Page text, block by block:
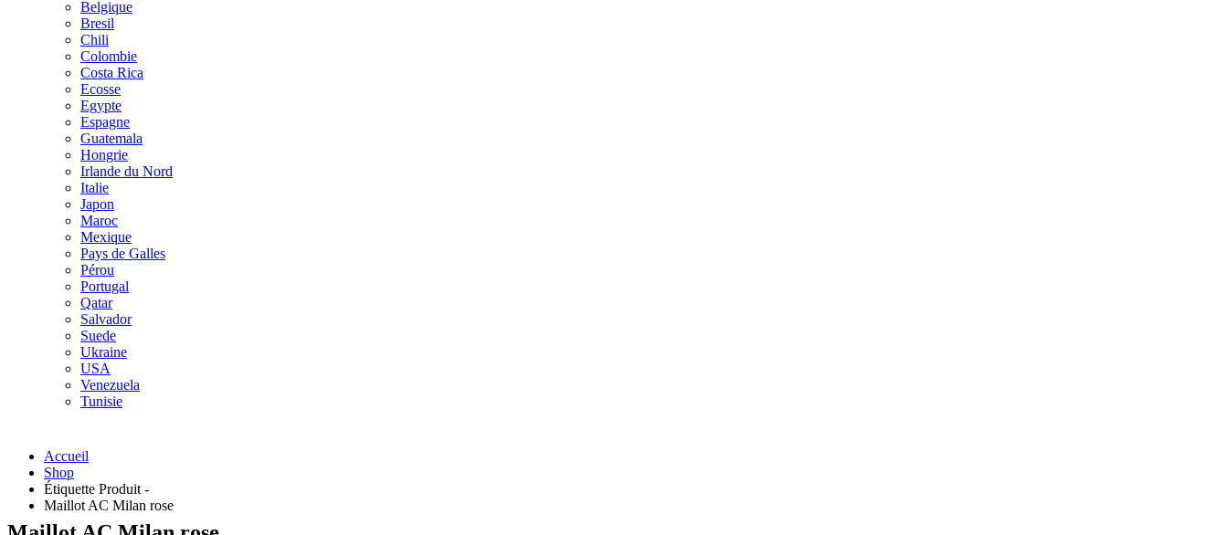
Belgique
Bresil
Chili
Colombie
Costa Rica
Ecosse
Egypte
Espagne
Guatemala
Hongrie
Irlande du Nord
Italie
Japon
Maroc
Mexique
Pays de Galles
Pérou
Portugal
Qatar
Salvador
Suede
Ukraine
USA
Venezuela
Tunisie
Accueil
Shop
Étiquette Produit -
Maillot AC Milan rose